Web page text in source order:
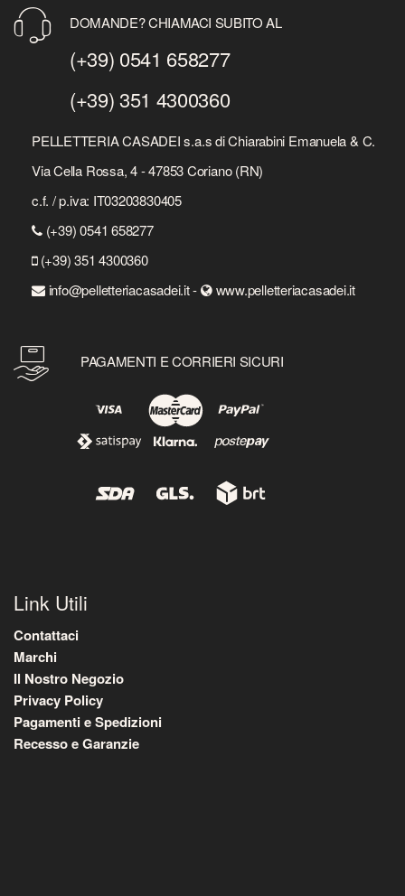
DOMANDE? CHIAMACI SUBITO AL
(+39) 0541 658277
(+39) 351 4300360
PELLETTERIA CASADEI s.a.s di Chiarabini Emanuela & C.
Via Cella Rossa, 4 - 47853 Coriano (RN)
c.f. / p.iva: IT03203830405
(+39) 0541 658277
(+39) 351 4300360
info@pelletteriacasadei.it -
www.pelletteriacasadei.it
PAGAMENTI E CORRIERI SICURI
Link Utili
Contattaci
Marchi
Il Nostro Negozio
Privacy Policy
Pagamenti e Spedizioni
Recesso e Garanzie